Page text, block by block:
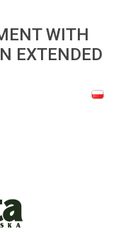
WITH
EXTENDED